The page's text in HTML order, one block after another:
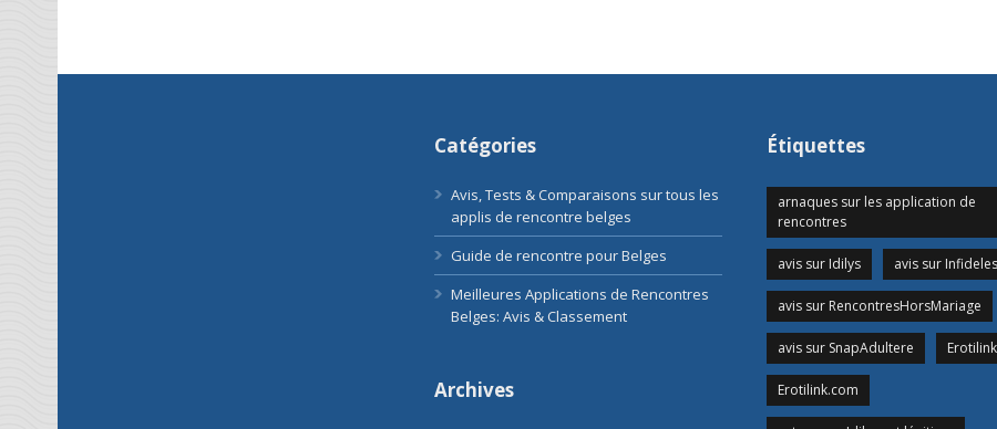
Catégories
Avis, Tests & Comparaisons sur tous les
applis de rencontre belges
Guide de rencontre pour Belges
Meilleures Applications de Rencontres
Belges: Avis & Classement
Archives
Étiquettes
arnaques sur les application de
rencontres
avis sur Idilys avis sur Infideles
avis sur RencontresHorsMariage
avis sur SnapAdultere Erotilink
Erotilink.com